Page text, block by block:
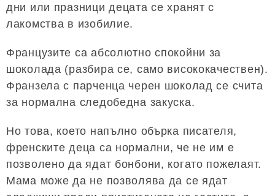
дни или празници децата се хранят с
лакомства в изобилие.
Французите са абсолютно спокойни за
шоколада (разбира се, само висококачествен).
Франзела с парченца черен шоколад се счита
за нормална следобедна закуска.
Но това, което напълно обърка писателя,
френските деца са нормални, че не им е
позволено да ядат бонбони, когато пожелаят.
Мама може да не позволява да се ядат